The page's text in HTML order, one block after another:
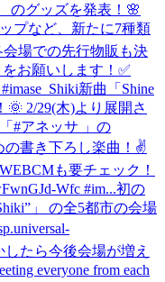
のグッズを発表！🌸
プなど、新たに7種類
場での先行物販も決
お願いします！✅
新曲「Shine
🌞 2/29(木)より展開さ
#アネッサ 」の
の書き下ろし楽曲！✌️
も要チェック！
Wfc #im...初の
」 の全5都市の会場
したら今後会場が増え
everyone from each